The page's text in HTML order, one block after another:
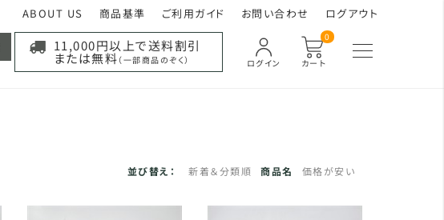
ABOUT US 商品基準 ご利用ガイド お問い合わせ ログアウト
カート
0
ログイン
11,000円以上で送料割引
または無料 （一部商品のぞく）
並び替え： 新着＆分類順 商品名 価格が安い